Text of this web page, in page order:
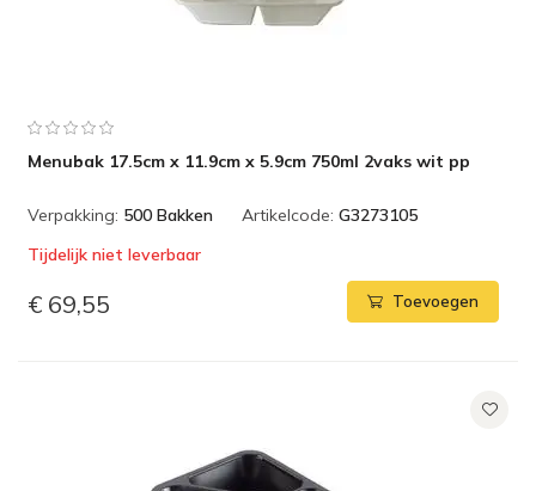
Menubak 17.5cm x 11.9cm x 5.9cm 750ml 2vaks wit pp
Verpakking: 500 Bakken Artikelcode: G3273105
Tijdelijk niet leverbaar
€ 69,55 Toevoegen